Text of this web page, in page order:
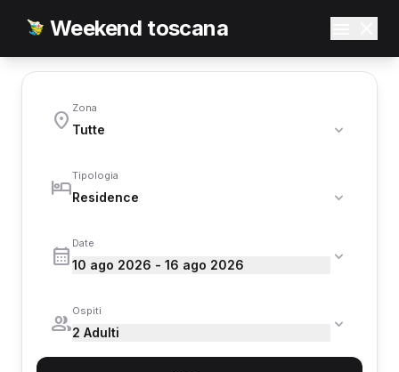
Weekend toscana
Zona
Tipologia
Date
10 ago 2026 - 16 ago 2026
Ospiti
2 Adulti